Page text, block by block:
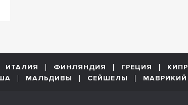
ИТАЛИЯ ФИНЛЯНДИЯ ГРЕЦИЯ КИПР
МАЛЬДИВЫ СЕЙШЕЛЫ МАВРИКИЙ